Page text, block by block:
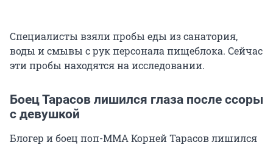
Специалисты взяли пробы еды из санатория,
воды и смывы с рук персонала пищеблока. Сейчас
эти пробы находятся на исследовании.
Боец Тарасов лишился глаза после ссоры
с девушкой
Блогер и боец поп-ММА Корней Тарасов лишился